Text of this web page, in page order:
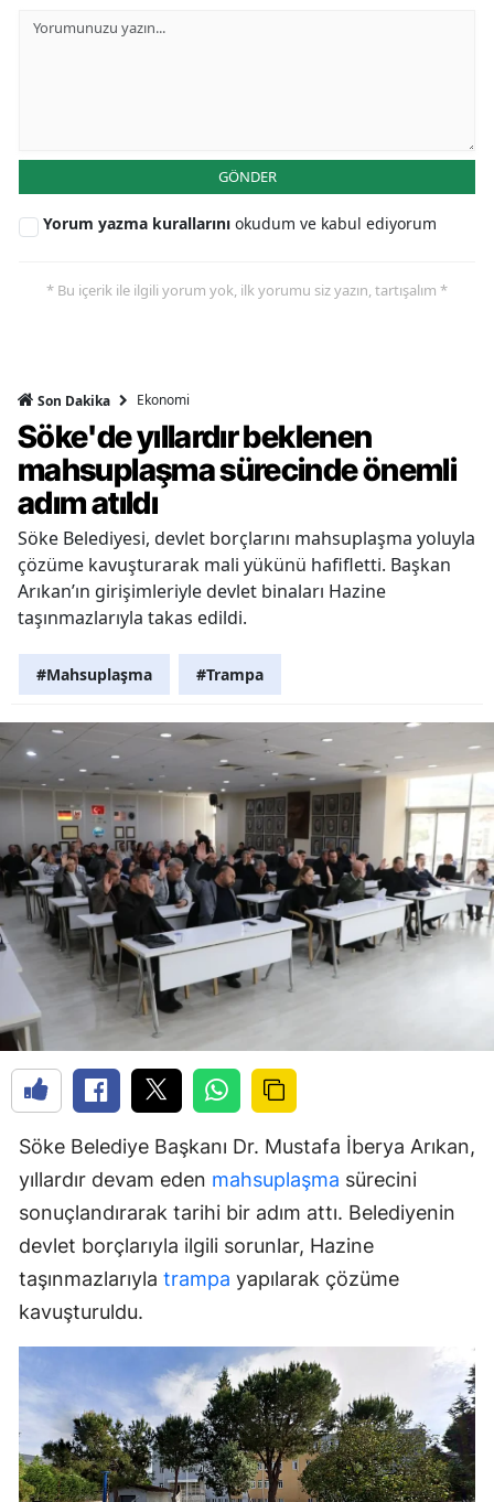
GÖNDER
Yorum yazma kurallarını okudum ve kabul ediyorum
* Bu içerik ile ilgili yorum yok, ilk yorumu siz yazın, tartışalım *
Son Dakika Ekonomi
Söke'de yıllardır beklenen
mahsuplaşma sürecinde önemli
adım atıldı
Söke Belediyesi, devlet borçlarını mahsuplaşma yoluyla
çözüme kavuşturarak mali yükünü hafifletti. Başkan
Arıkan’ın girişimleriyle devlet binaları Hazine
taşınmazlarıyla takas edildi.
#Mahsuplaşma #Trampa
Söke Belediye Başkanı Dr. Mustafa İberya Arıkan,
yıllardır devam eden mahsuplaşma sürecini
sonuçlandırarak tarihi bir adım attı. Belediyenin
devlet borçlarıyla ilgili sorunlar, Hazine
taşınmazlarıyla trampa yapılarak çözüme
kavuşturuldu.